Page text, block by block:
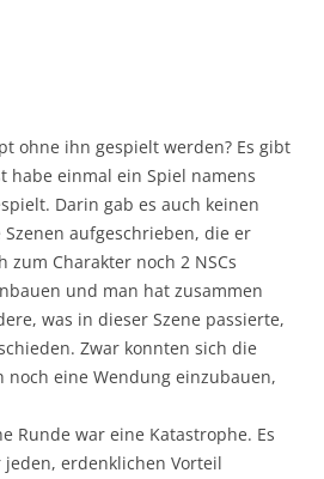
ohne ihn gespielt werden? Es gibt
habe einmal ein Spiel namens
Darin gab es auch keinen
aufgeschrieben, die er
Charakter noch 2 NSCs
und man hat zusammen
was in dieser Szene passierte,
Zwar konnten sich die
noch eine Wendung einzubauen,
Runde war eine Katastrophe. Es
erdenklichen Vorteil